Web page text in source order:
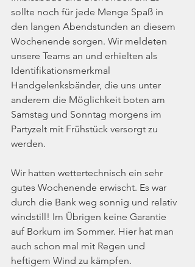
sollte noch für jede Menge Spaß in
den langen Abendstunden an diesem
Wochenende sorgen. Wir meldeten
unsere Teams an und erhielten als
Identifikationsmerkmal
Handgelenksbänder, die uns unter
anderem die Möglichkeit boten am
Samstag und Sonntag morgens im
Partyzelt mit Frühstück versorgt zu
werden.
Wir hatten wettertechnisch ein sehr
gutes Wochenende erwischt. Es war
durch die Bank weg sonnig und relativ
windstill! Im Übrigen keine Garantie
auf Borkum im Sommer. Hier hat man
auch schon mal mit Regen und
heftigem Wind zu kämpfen.